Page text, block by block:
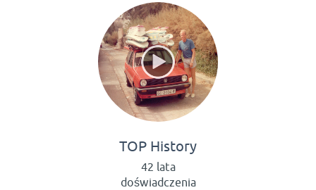
TOP History
42 lata
doświadczenia